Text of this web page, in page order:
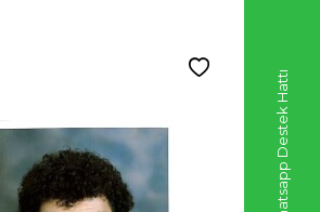
Whatsapp Destek Hattı